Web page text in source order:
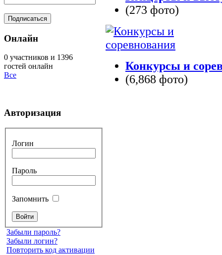
(273 фото)
Конкурсы и
(6,868 фото)
Онлайн
0 участников и 1396
гостей онлайн
Все
Авторизация
Логин
Пароль
Запомнить
Забыли пароль?
Забыли логин?
Повторить код активации